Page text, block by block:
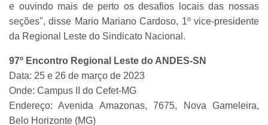
e ouvindo mais de perto os desafios locais das nossas
seções", disse Mario Mariano Cardoso, 1º vice-presidente
da Regional Leste do Sindicato Nacional.
97º Encontro Regional Leste do ANDES-SN
Data: 25 e 26 de março de 2023
Onde: Campus II do Cefet-MG
Endereço: Avenida Amazonas, 7675, Nova Gameleira,
Belo Horizonte (MG)